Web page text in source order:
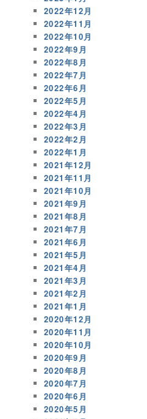
2022年12月
2022年11月
2022年10月
2022年9月
2022年8月
2022年7月
2022年6月
2022年5月
2022年4月
2022年3月
2022年2月
2022年1月
2021年12月
2021年11月
2021年10月
2021年9月
2021年8月
2021年7月
2021年6月
2021年5月
2021年4月
2021年3月
2021年2月
2021年1月
2020年12月
2020年11月
2020年10月
2020年9月
2020年8月
2020年7月
2020年6月
2020年5月